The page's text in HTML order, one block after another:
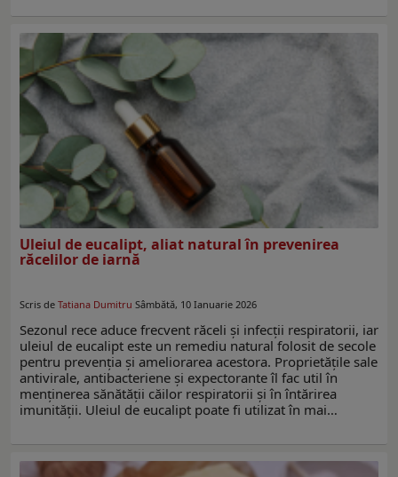
Uleiul de eucalipt, aliat natural în prevenirea
răcelilor de iarnă
Scris de Tatiana Dumitru Sâmbătă, 10 Ianuarie 2026
Sezonul rece aduce frecvent răceli și infecții respiratorii, iar
uleiul de eucalipt este un remediu natural folosit de secole
pentru prevenția și ameliorarea acestora. Proprietățile sale
antivirale, antibacteriene și expectorante îl fac util în
menținerea sănătății căilor respiratorii și în întărirea
imunității. Uleiul de eucalipt poate fi utilizat în mai…